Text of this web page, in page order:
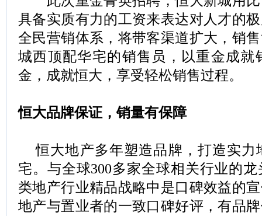
具备实质有力的工资来表达对人才的
全民营销体系，将带客渠道扩大，销
城西顶配华宅的销售员，以重金成就
金，成就恒大，享受轻松销售过程。
恒大品牌保证，销量有保障
恒大地产多年塑造品牌，打造实
宅。与全球300多家全球相关行业的
类地产行业精品战略中是口碑效益的
地产与置业者的一致口碑好评，有品